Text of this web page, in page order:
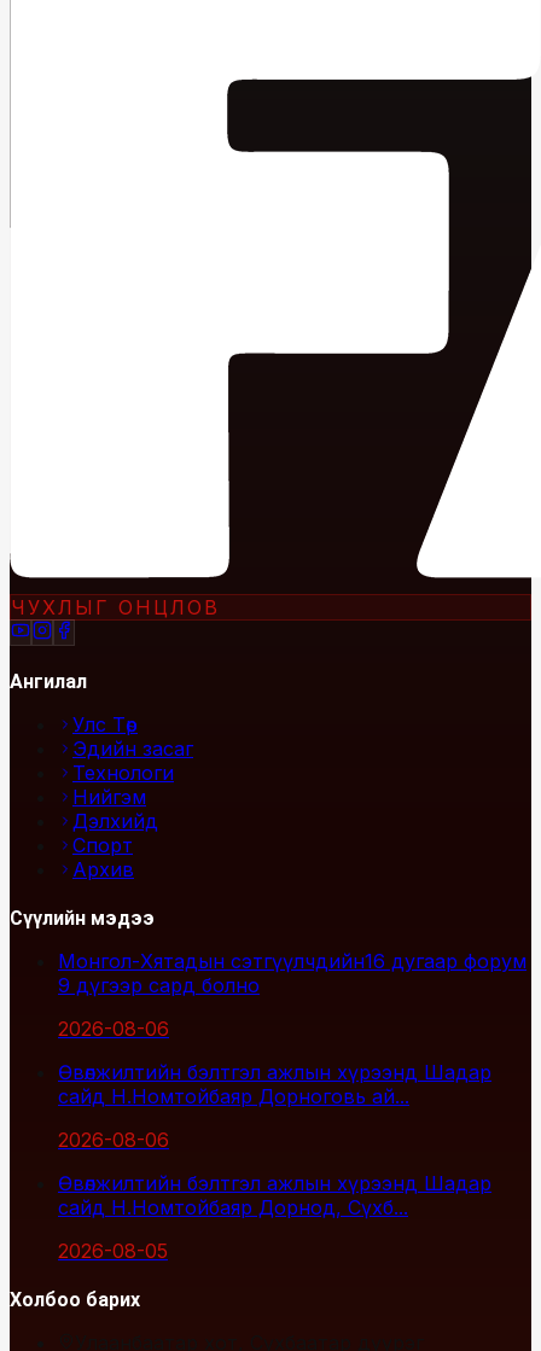
ЧУХЛЫГ ОНЦЛОВ
Ангилал
Улс Төр
Эдийн засаг
Технологи
Нийгэм
Дэлхийд
Спорт
Архив
Сүүлийн мэдээ
Монгол-Хятадын сэтгүүлчдийн16 дугаар форум
9 дүгээр сард болно
2026-08-06
Өвөлжилтийн бэлтгэл ажлын хүрээнд Шадар
сайд Н.Номтойбаяр Дорноговь ай...
2026-08-06
Өвөлжилтийн бэлтгэл ажлын хүрээнд Шадар
сайд Н.Номтойбаяр Дорнод, Сүхб...
2026-08-05
Холбоо барих